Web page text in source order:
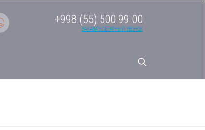
+998 (55) 500 99 00
ЗАКАЗАТЬ ОБРАТНЫЙ ЗВОНОК